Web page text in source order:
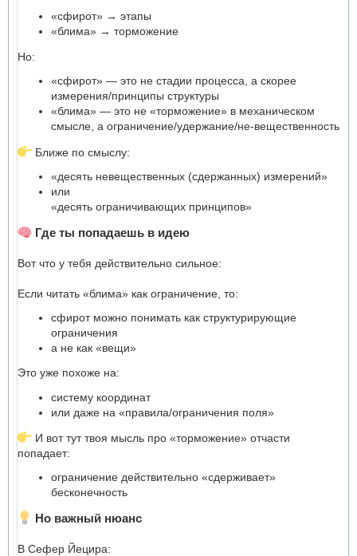
«сфирот» → этапы
«блима» → торможение
Но:
«сфирот» — это не стадии процесса, а скорее
измерения/принципы структуры
«блима» — это не «торможение» в механическом
смысле, а ограничение/удержание/не-вещественность
Ближе по смыслу:
«десять невещественных (сдержанных) измерений»
или
«десять ограничивающих принципов»
Где ты попадаешь в идею
Вот что у тебя действительно сильное:
Если читать «блима» как ограничение, то:
сфирот можно понимать как структурирующие
ограничения
а не как «вещи»
Это уже похоже на:
систему координат
или даже на «правила/ограничения поля»
И вот тут твоя мысль про «торможение» отчасти
попадает:
ограничение действительно «сдерживает»
бесконечность
Но важный нюанс
В Сефер Йецира: